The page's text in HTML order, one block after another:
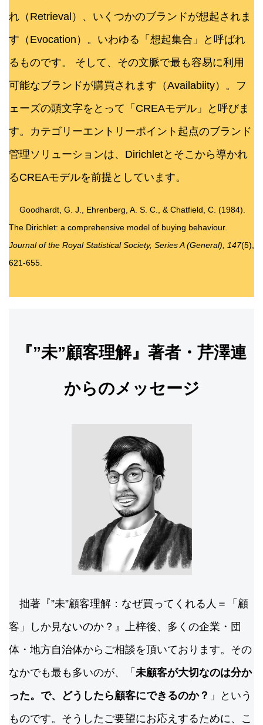
れ（Retrieval）、いくつかのブランドが想起されま
す（Evocation）。いわゆる「想起集合」と呼ばれ
るものです。 そして、その文脈で最も容易に利用
可能なブランドが購買されます（Availabiity）。フ
ェーズの頭文字をとって「CREAモデル」と呼びま
す。カテゴリーエントリーポイント起点のブランド
管理ソリューションは、Dirichletとそこから導かれ
るCREAモデルを前提としています。
Goodhardt, G. J., Ehrenberg, A. S. C., & Chatfield, C. (1984).
The Dirichlet: a comprehensive model of buying behaviour.
Journal of the Royal Statistical Society, Series A (General), 147(5),
621-655.
『”未”顧客理解』著者・芹澤連
からのメッセージ
拙著『”未”顧客理解：なぜ買ってくれる人＝「顧
客」しか見ないのか？』上梓後、多くの企業・団
体・地方自治体からご相談を頂いております。その
なかでも最も多いのが、「 未顧客が大切なのは分か
った。で、どうしたら顧客にできるのか？ 」という
ものです。そうしたご要望にお応えするために、こ